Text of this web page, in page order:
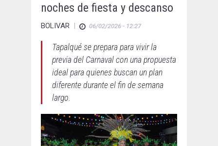
noches de fiesta y descanso
BOLIVAR | 06/02/2026 - 12:27
Tapalqué se prepara para vivir la
previa del Carnaval con una propuesta
ideal para quienes buscan un plan
diferente durante el fin de semana
largo.